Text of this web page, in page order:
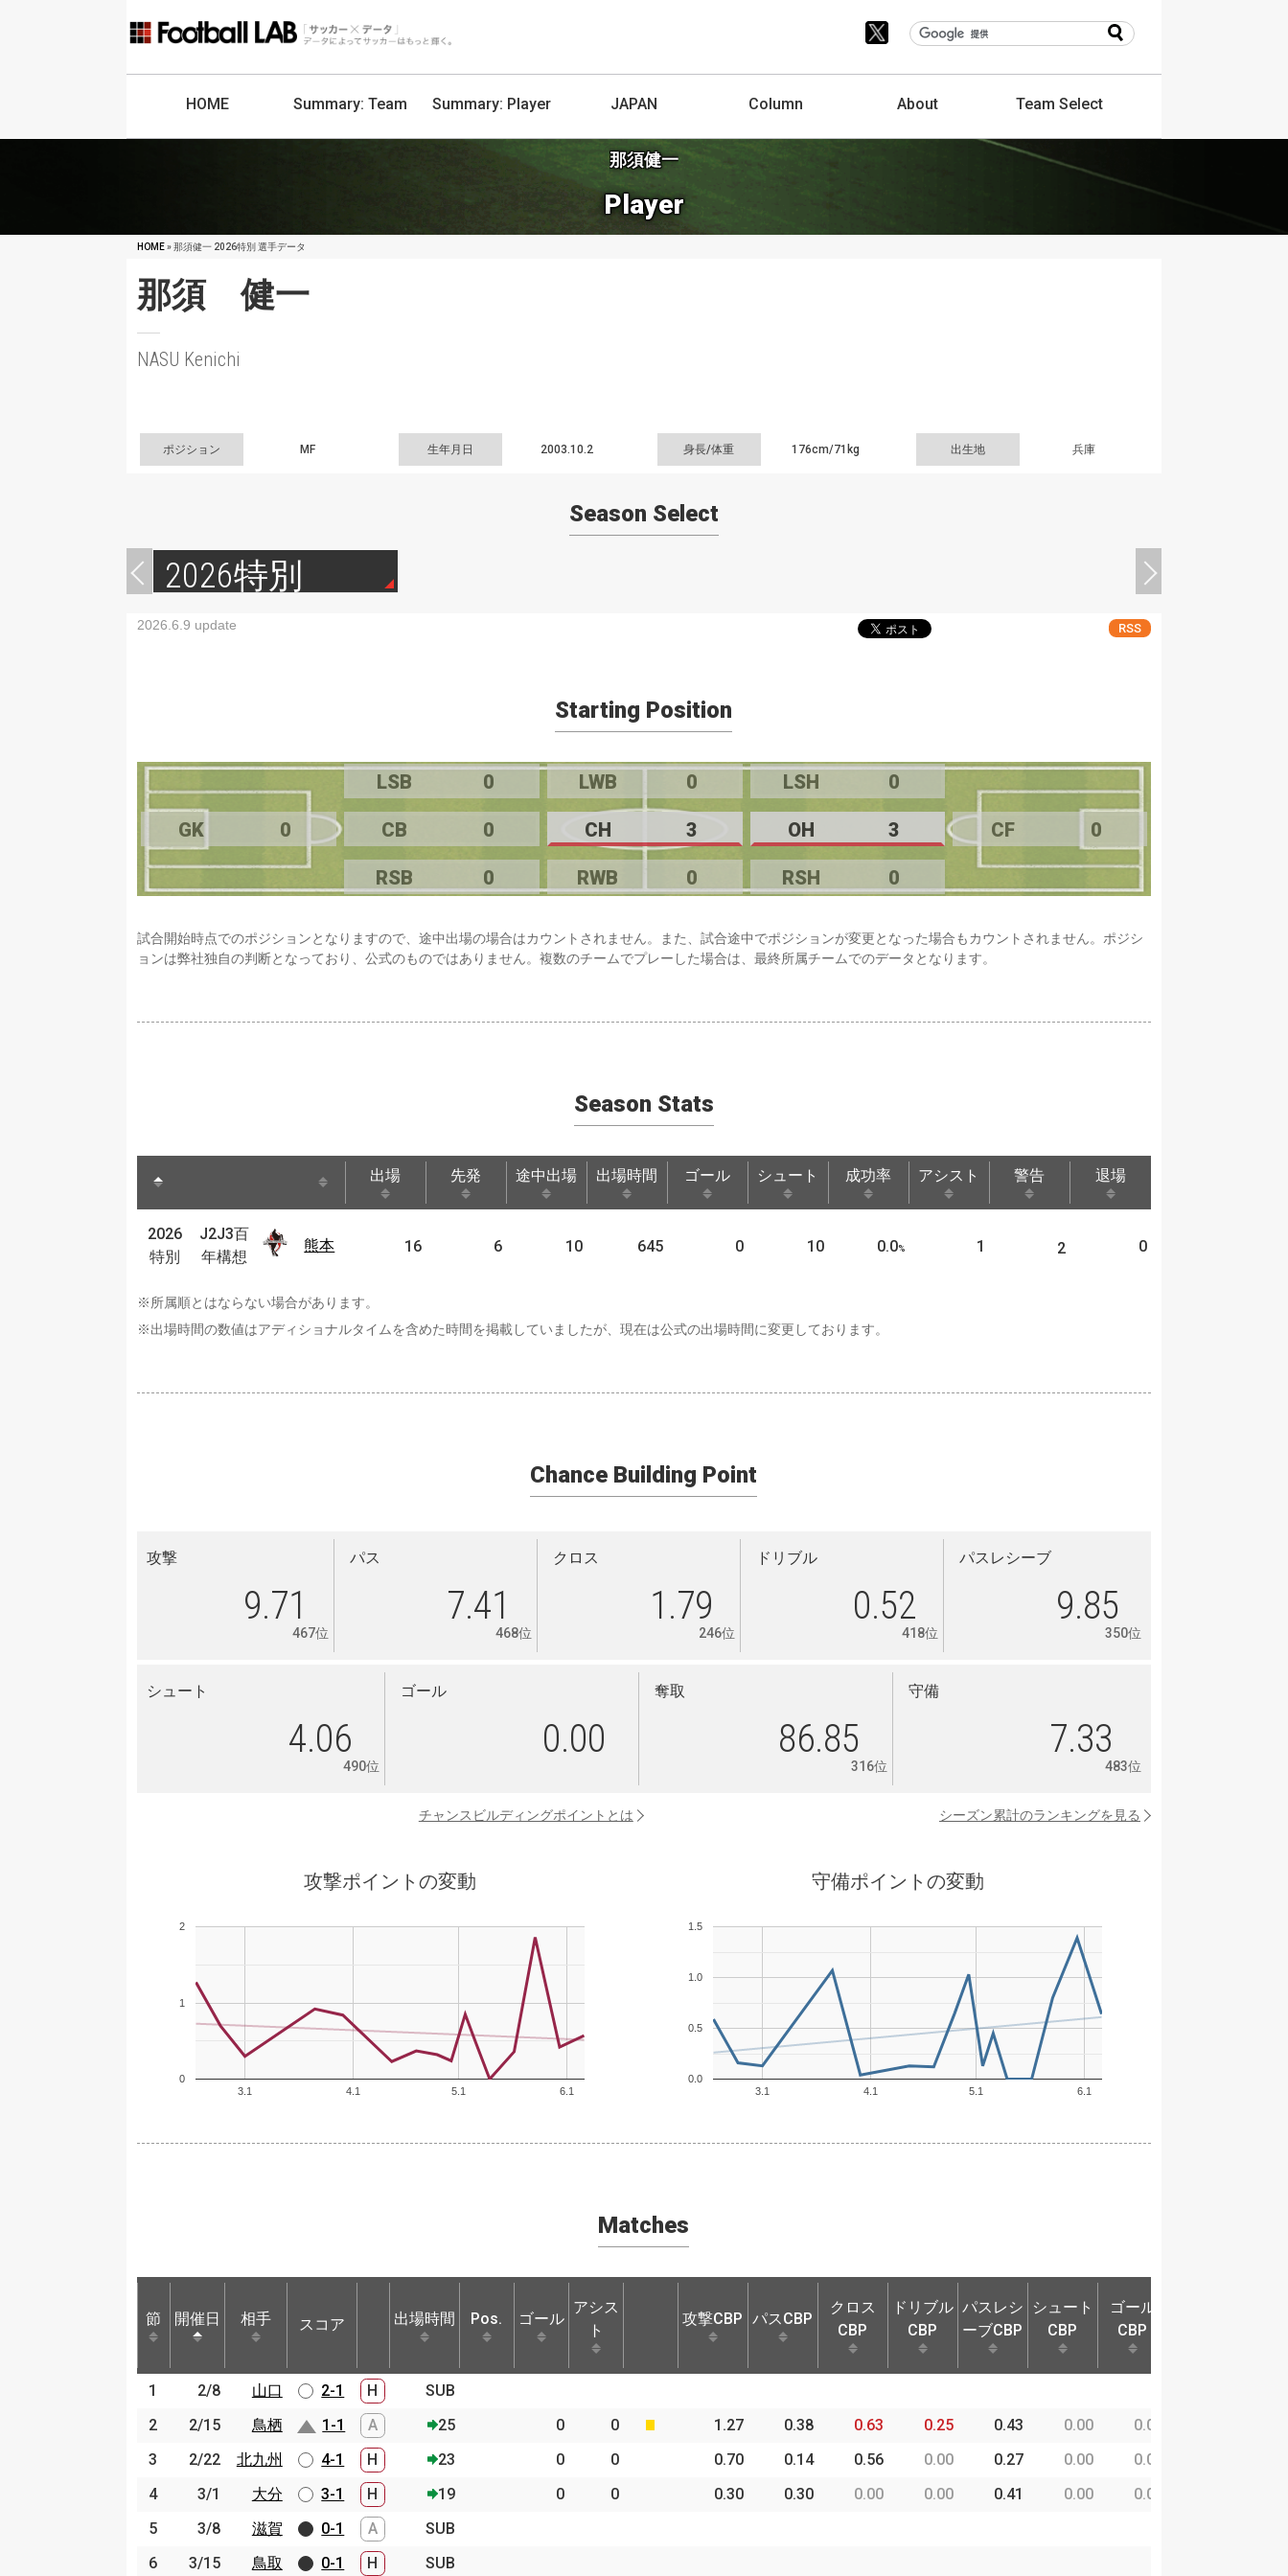
HOME Summary: Team Summary: Player JAPAN Column About TeamSelect
那須健一
Player
HOME» 那須健一 2026特別 選手データ
那須 健一
NASU Kenichi
ポジション MF 生年月日 2003.10.2 身長/体重 176cm/71kg 出生地 兵庫
Season Select
2026特別
2026.6.9 update RSS
Starting Position
LSB 0 LWB 0 LSH 0
GK 0 CB 0 CH 3 OH 3 CF 0
RSB 0 RWB 0 RSH 0
試合開始時点でのポジションとなりますので、途中出場の場合はカウントされません。また、試合途中でポジションが変更となった場合もカウントされません。ポジシ
ョンは弊社独自の判断となっており、公式のものではありません。複数のチームでプレーした場合は、最終所属チームでのデータとなります。
Season Stats
出場 先発 途中出場 出場時間 ゴール シュート 成功率 アシスト 警告 退場
2026
特別
J2J3
百年
熊本 16 6 10 645 0 10 0.0% 1 2 0
2026
特別
J2J3百
年構想
熊本
※所属順とはならない場合があります。
※出場時間の数値はアディショナルタイムを含めた時間を掲載していましたが、現在は公式の出場時間に変更しております。
Chance Building Point
攻撃
9.71
467位
パス
7.41
468位
クロス
1.79
246位
ドリブル
0.52
418位
パスレシーブ
9.85
350位
シュート
4.06
490位
ゴール
0.00
奪取
86.85
316位
守備
7.33
483位
チャンスビルディングポイントとは シーズン累計のランキングを見る
攻撃ポイントの変動
3.1 4.1 5.1 6.1
0
1
2
守備ポイントの変動
3.1 4.1 5.1 6.1
0.0
0.5
1.0
1.5
Matches
節 開催日 相手 スコア 出場時間 Pos. ゴール
アシス
ト
攻撃CBP パスCBP
クロス
CBP
ドリブル
CBP
パスレシ
ーブCBP
シュート
CBP
ゴール
CBP
節 開催日 相手 スコア 出場時間
1 2/8 山口 2-1 H
SUB
2
2/15 鳥栖 1-1 A 25 0 0 1.27 0.38 0.63 0.25 0.43 0.00 0.00
3
2/22 北九州 4-1 H 23 0 0 0.70 0.14 0.56 0.00 0.27 0.00 0.00
4
3/1 大分 3-1 H 19 0 0 0.30 0.30 0.00 0.00 0.41 0.00 0.00
5
3/8 滋賀 0-1 A
SUB
6
3/15 鳥取 0-1 H
SUB
節 開催日 相手
1 2/8
山口
2
2/15
鳥栖
3
2/22
北九州
4
3/1
大分
5
3/8
滋賀
6
3/15
鳥取